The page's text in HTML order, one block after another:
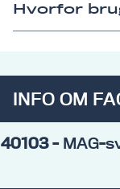
Hvorfor
INFO OM
40103- MAG-